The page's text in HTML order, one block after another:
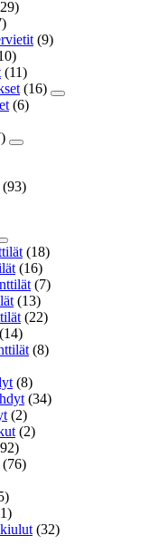
(9)
(11)
(16)
(6)
(93)
(18)
(16)
(7)
(13)
(22)
(14)
(8)
(8)
(34)
(2)
(2)
(76)
(32)